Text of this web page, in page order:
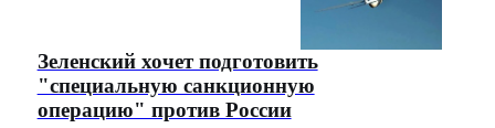
Зеленский хочет подготовить
"специальную санкционную
операцию" против России